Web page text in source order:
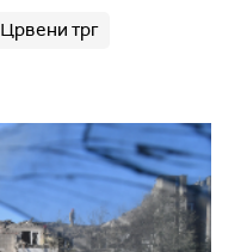
Црвени трг